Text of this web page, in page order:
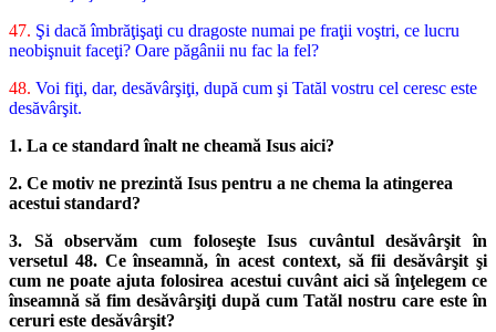
47. Şi dacă îmbrăţişaţi cu dragoste numai pe fraţii voştri, ce lucru
neobişnuit faceţi? Oare păgânii nu fac la fel?
48. Voi fiţi, dar, desăvârşiţi, după cum şi Tatăl vostru cel ceresc este
desăvârşit.
1. La ce standard înalt ne cheamă Isus aici?
2. Ce motiv ne prezintă Isus pentru a ne chema la atingerea
acestui standard?
3. Să observăm cum foloseşte Isus cuvântul desăvârşit în
versetul 48. Ce înseamnă, în acest context, să fii desăvârşit şi
cum ne poate ajuta folosirea acestui cuvânt aici să înţelegem ce
înseamnă să fim desăvârşiţi după cum Tatăl nostru care este în
ceruri este desăvârşit?